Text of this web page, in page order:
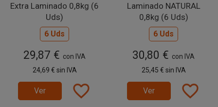
Extra Laminado 0,8kg (6
Uds)
6 Uds
29,87 € con IVA
24,69 € sin IVA
Ver favorite_border
Laminado NATURAL
0,8kg (6 Uds)
6 Uds
30,80 € con IVA
25,45 € sin IVA
Ver favorite_border